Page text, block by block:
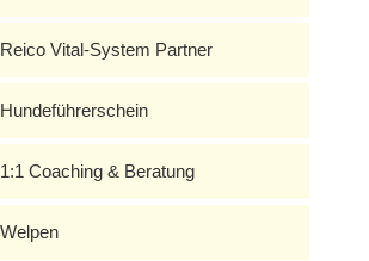
Reico Vital-System Partner
Hundeführerschein
1:1 Coaching & Beratung
Welpen